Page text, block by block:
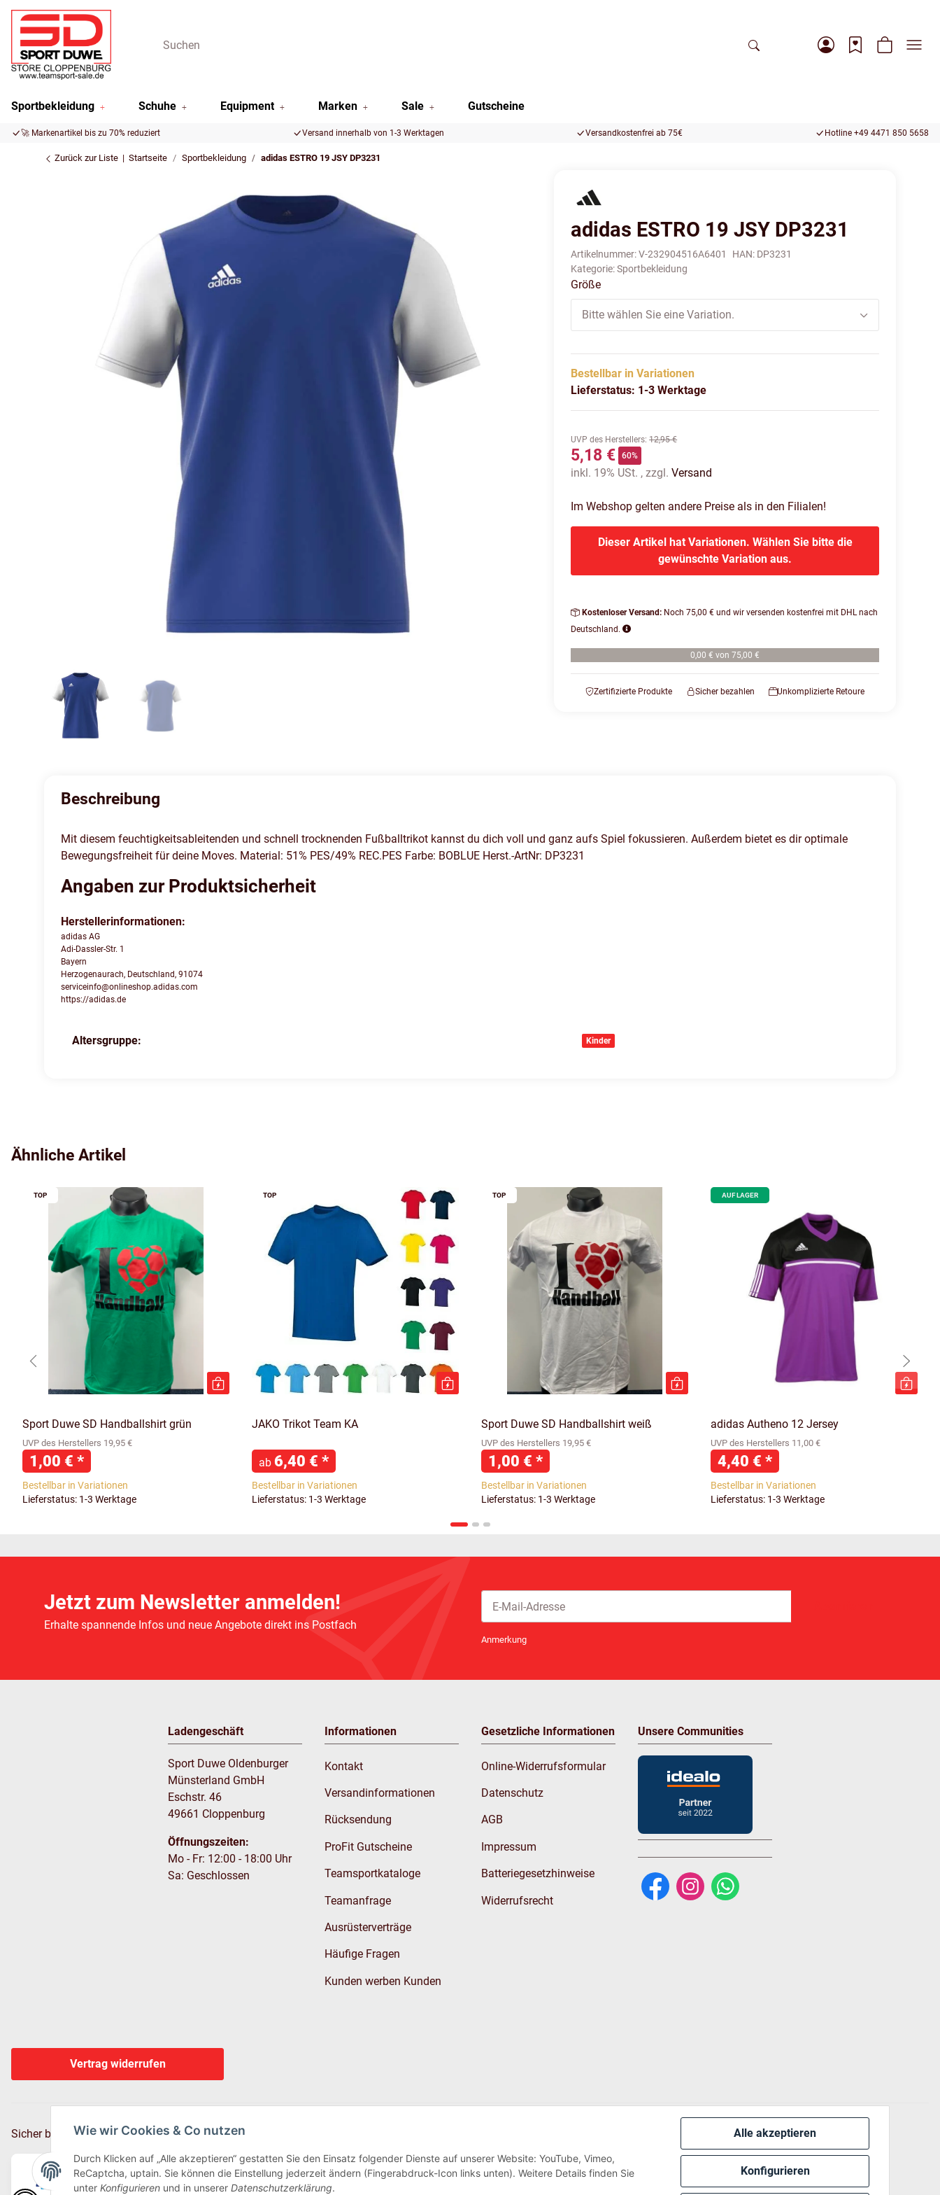
Alle akzeptieren
Konfigurieren
Wie wir Cookies & Co nutzen
Durch Klicken auf „Alle akzeptieren“ gestatten Sie den Einsatz folgender Dienste auf unserer Website: YouTube, Vimeo,
ReCaptcha, uptain. Sie können die Einstellung jederzeit ändern (Fingerabdruck-Icon links unten). Weitere Details finden Sie
unter Konfigurieren und in unserer Datenschutzerklärung.
Sportbekleidung Schuhe Equipment Marken Sale Gutscheine
🚀 Markenartikel bis zu 70% reduziert Versand innerhalb von 1-3 Werktagen Versandkostenfrei ab 75€ Hotline +49 4471 850 5658
Zurück zur Liste Startseite Sportbekleidung adidas ESTRO 19 JSY DP3231
adidas ESTRO 19 JSY DP3231
Artikelnummer:V-232904516A6401 HAN: DP3231
Kategorie:Sportbekleidung
Größe
Bitte wählen Sie eine Variation.
Bestellbar in Variationen
Lieferstatus: 1-3 Werktage
UVP des Herstellers:12,95 €
5,18 € 60%
inkl. 19% USt. , zzgl.Versand
Im Webshop gelten andere Preise als in den Filialen!
Dieser Artikel hat Variationen. Wählen Sie bitte die
gewünschte Variation aus.
Kostenloser Versand: Noch 75,00 € und wir versenden kostenfrei mit DHL nach
Deutschland.
0,00 € von 75,00 €
Zertifizierte Produkte Sicher bezahlen Unkomplizierte Retoure
Beschreibung
Mit diesem feuchtigkeitsableitenden und schnell trocknenden Fußballtrikot kannst du dich voll und ganz aufs Spiel fokussieren. Außerdem bietet es dir optimale
Bewegungsfreiheit für deine Moves. Material: 51% PES/49% REC.PES Farbe: BOBLUE Herst.-ArtNr: DP3231
Angaben zur Produktsicherheit
Herstellerinformationen:
adidas AG
Adi-Dassler-Str. 1
Bayern
Herzogenaurach, Deutschland, 91074
serviceinfo@onlineshop.adidas.com
https://adidas.de
Produkteigenschaft
Wert
Altersgruppe: Kinder
Ähnliche Artikel
TOP
Sport Duwe SD Handballshirt grün
UVP des Herstellers 19,95 €
1,00 € *
Bestellbar in Variationen
Lieferstatus: 1-3 Werktage
TOP
JAKO Trikot Team KA
ab 6,40 € *
Bestellbar in Variationen
Lieferstatus: 1-3 Werktage
TOP
Sport Duwe SD Handballshirt weiß
UVP des Herstellers 19,95 €
1,00 € *
Bestellbar in Variationen
Lieferstatus: 1-3 Werktage
AUF LAGER
adidas Autheno 12 Jersey
UVP des Herstellers 11,00 €
4,40 € *
Bestellbar in Variationen
Lieferstatus: 1-3 Werktage
Jetzt zum Newsletter anmelden!
Erhalte spannende Infos und neue Angebote direkt ins Postfach
Anmerkung
Ladengeschäft
Sport Duwe Oldenburger
Münsterland GmbH
Eschstr. 46
49661 Cloppenburg
Öffnungszeiten:
Mo - Fr: 12:00 - 18:00 Uhr
Sa: Geschlossen
Informationen
Kontakt
Versandinformationen
Rücksendung
ProFit Gutscheine
Teamsportkataloge
Teamanfrage
Ausrüsterverträge
Häufige Fragen
Kunden werben Kunden
Gesetzliche Informationen
Online-Widerrufsformular
Datenschutz
AGB
Impressum
Batteriegesetzhinweise
Widerrufsrecht
Unsere Communities
Vertrag widerrufen
Sicher bezahlen via: